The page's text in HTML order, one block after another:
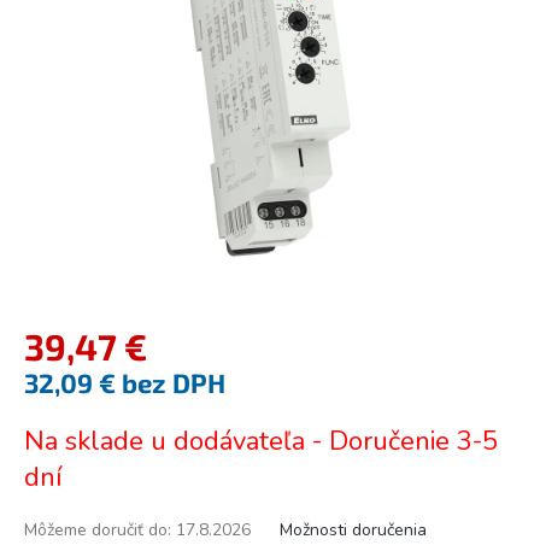
39,47 €
32,09 € bez DPH
cena:
Na sklade u dodávateľa - Doručenie 3-5
dní
Môžeme doručiť do: 17.8.2026 Možnosti doručenia